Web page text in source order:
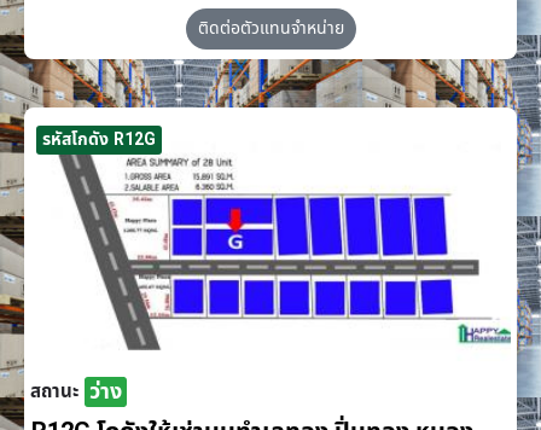
ติดต่อตัวแทนจำหน่าย
รหัสโกดัง R12G
สถานะ ว่าง